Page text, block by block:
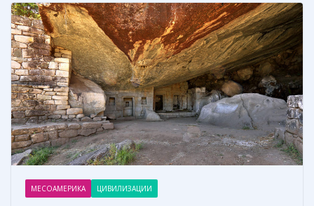
o
o
k
st n
g
er
а
в
и
т
ь
МЕСОАМЕРИКА ЦИВИЛИЗАЦИИ